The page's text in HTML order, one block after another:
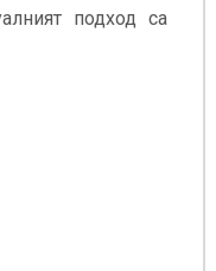
подход са